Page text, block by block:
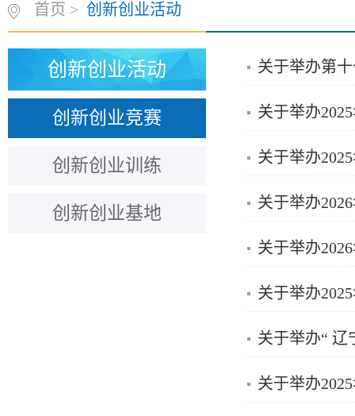
首页 > 创新创业活动
创新创业活动
创新创业竞赛
创新创业训练
创新创业基地
关于举办第
关于举办
关于举办
关于举办
关于举办
关于举办
关于举办“ 辽
关于举办